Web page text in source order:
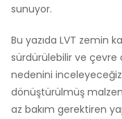
sunuyor.
Bu yazıda LVT zemin
sürdürülebilir ve çevre
nedenini
dönüştürülmüş
az bakım gerektiren